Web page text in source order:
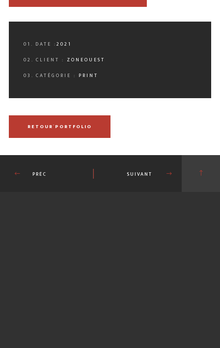
PRÉC SUIVANT
01. DATE :2021
02. CLIENT : ZONEOUEST
03. CATÉGORIE : PRINT
RETOUR`PORTFOLIO